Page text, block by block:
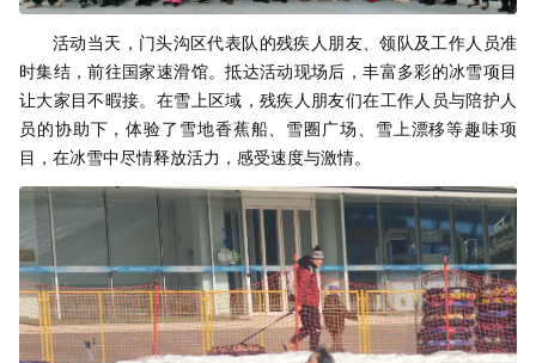
活动当天，门头沟区代表队的残疾人朋友、领队及工作人员准
时集结，前往国家速滑馆。抵达活动现场后，丰富多彩的冰雪项目
让大家目不暇接。在雪上区域，残疾人朋友们在工作人员与陪护人
员的协助下，体验了雪地香蕉船、雪圈广场、雪上漂移等趣味项
目，在冰雪中尽情释放活力，感受速度与激情。